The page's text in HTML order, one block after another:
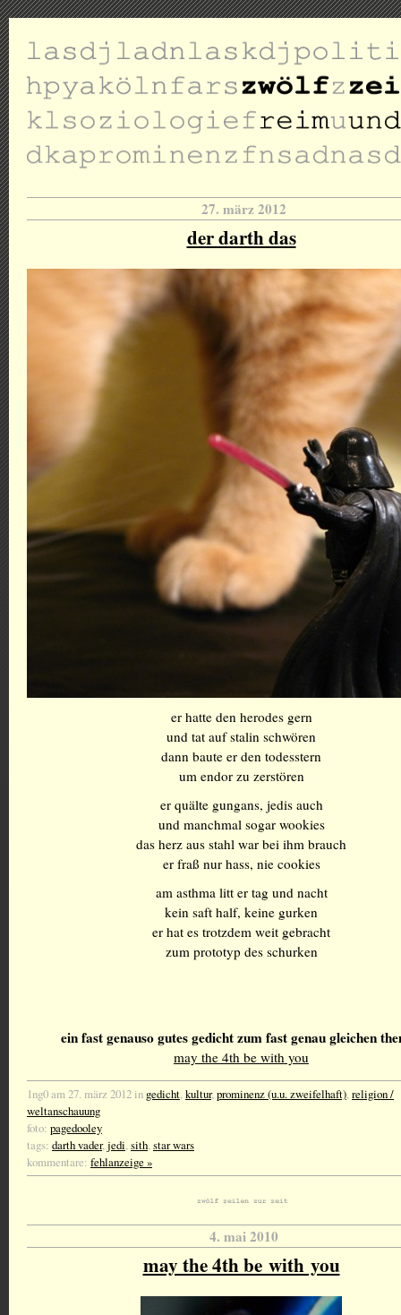
27. märz 2012
der darth das
er hatte den herodes gern
und tat auf stalin schwören
dann baute er den todesstern
um endor zu zerstören
er quälte gungans, jedis auch
und manchmal sogar wookies
das herz aus stahl war bei ihm brauch
er fraß nur hass, nie cookies
am asthma litt er tag und nacht
kein saft half, keine gurken
er hat es trotzdem weit gebracht
zum prototyp des schurken
ein fast genauso gutes gedicht zum fast genau gleichen
may the 4th be with you
1ng0 am 27. märz 2012 in gedicht,kultur,prominenz (u.u. zweifelhaft),religion /
weltanschauung
foto: pagedooley
tags: darth vader,jedi,sith,star wars
kommentare: fehlanzeige »
4. mai 2010
may the 4th be with you